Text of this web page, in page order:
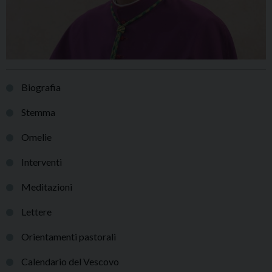
Biografia
Stemma
Omelie
Interventi
Meditazioni
Lettere
Orientamenti pastorali
Calendario del Vescovo